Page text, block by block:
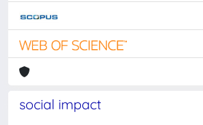
social impact